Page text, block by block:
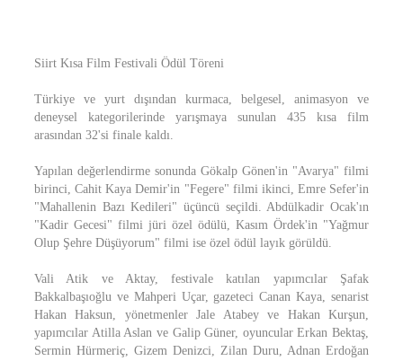
Siirt Kısa Film Festivali Ödül Töreni
Türkiye ve yurt dışından kurmaca, belgesel, animasyon ve
deneysel kategorilerinde yarışmaya sunulan 435 kısa film
arasından 32'si finale kaldı.
Yapılan değerlendirme sonunda Gökalp Gönen'in "Avarya" filmi
birinci, Cahit Kaya Demir'in "Fegere" filmi ikinci, Emre Sefer'in
"Mahallenin Bazı Kedileri" üçüncü seçildi. Abdülkadir Ocak'ın
"Kadir Gecesi" filmi jüri özel ödülü, Kasım Ördek'in "Yağmur
Olup Şehre Düşüyorum" filmi ise özel ödül layık görüldü.
Vali Atik ve Aktay, festivale katılan yapımcılar Şafak
Bakkalbaşıoğlu ve Mahperi Uçar, gazeteci Canan Kaya, senarist
Hakan Haksun, yönetmenler Jale Atabey ve Hakan Kurşun,
yapımcılar Atilla Aslan ve Galip Güner, oyuncular Erkan Bektaş,
Sermin Hürmeriç, Gizem Denizci, Zilan Duru, Adnan Erdoğan